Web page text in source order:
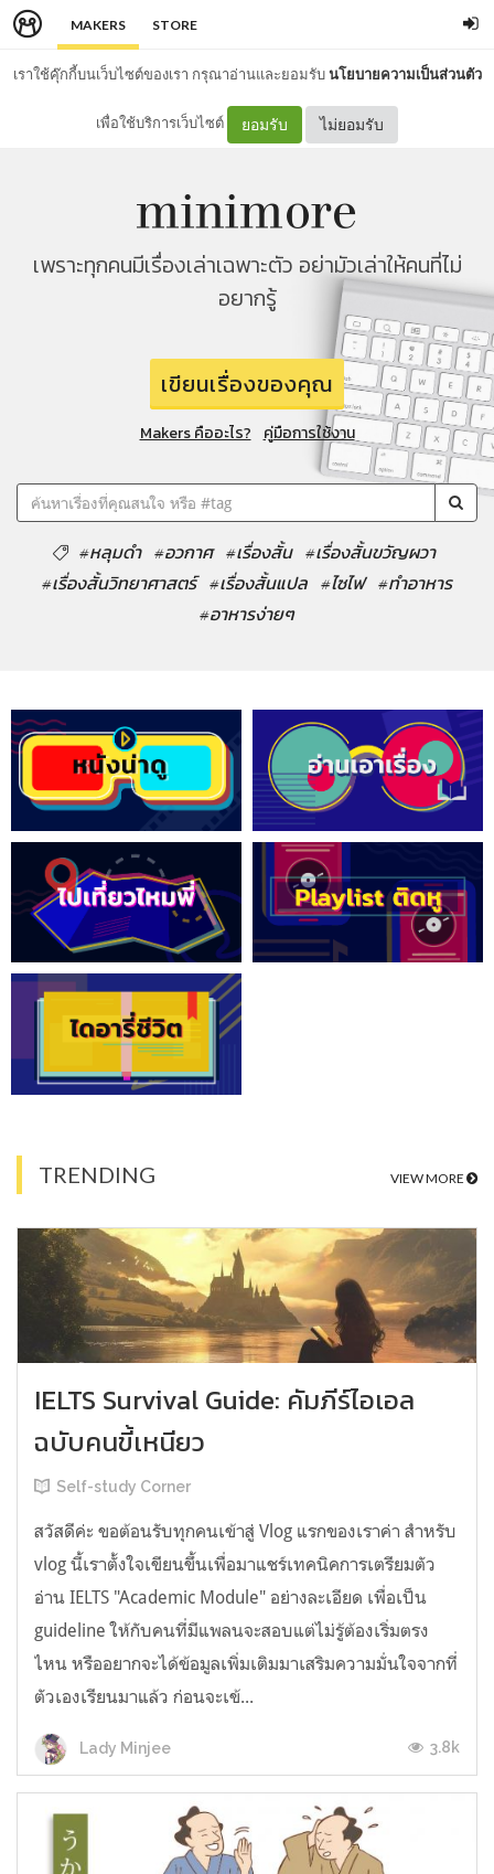
MAKERS STORE
เราใช้คุ๊กกี้บนเว็บไซต์ของเรา กรุณาอ่านและยอมรับนโยบายความเป็นส่วนตัว
เพื่อใช้บริการเว็บไซต์ ยอมรับ ไม่ยอมรับ
เพราะทุกคนมีเรื่องเล่าเฉพาะตัว อย่ามัวเล่าให้คนที่ไม่
อยากรู้
เขียนเรื่องของคุณ
Makers คืออะไร? คู่มือการใช้งาน
#หลุมดำ #อวกาศ #เรื่องสั้น #เรื่องสั้นขวัญผวา
#เรื่องสั้นวิทยาศาสตร์ #เรื่องสั้นแปล #ไซไฟ #ทำอาหาร
#อาหารง่ายๆ
TRENDING VIEW MORE
IELTS Survival Guide: คัมภีร์ไอเอล
ฉบับคนขี้เหนียว
Self-study Corner
สวัสดีค่ะ ขอต้อนรับทุกคนเข้าสู่ Vlog แรกของเราค่า สำหรับ
vlog นี้เราตั้งใจเขียนขึ้นเพื่อมาแชร์เทคนิคการเตรียมตัว
อ่าน IELTS "Academic Module" อย่างละเอียด เพื่อเป็น
guideline ให้กับคนที่มีแพลนจะสอบแต่ไม่รู้ต้องเริ่มตรง
ไหน หรืออยากจะได้ข้อมูลเพิ่มเติมมาเสริมความมั่นใจจากที่
ตัวเองเรียนมาแล้ว ก่อนจะเข้...
Lady Minjee 3.8k